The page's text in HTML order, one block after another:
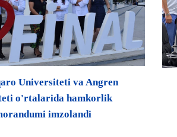
Universiteti va Angren
o'rtalarida hamkorlik
imzolandi